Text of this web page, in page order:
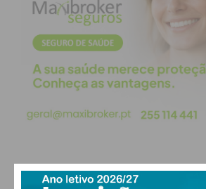
território.
O papel do poder local
práticas
O fórum contou ainda com a
em Ação”, foram partilhadas
proximidade que as autarquias